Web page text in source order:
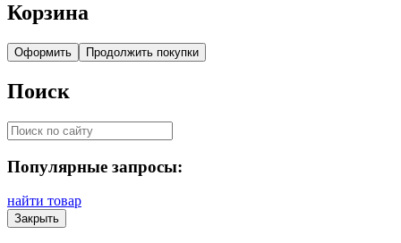
Корзина
Оформить Продолжить покупки
Поиск
Популярные запросы:
найти товар
Закрыть